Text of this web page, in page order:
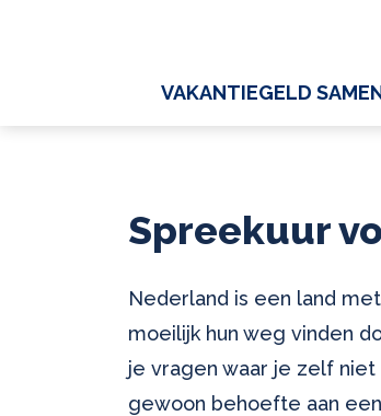
VAKANTIEGELD
Spreekuur
Nederland is een land
moeilijk hun weg vinden
je vragen waar je zelf
gewoon behoefte aan